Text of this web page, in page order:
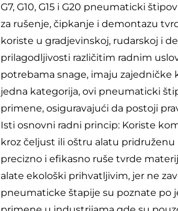
G7, G10, G15 i G20 pneumaticki
za rušenje, čipkanje i demontazu
koriste u gradjevinskoj, rudarskoj i
prilagodljivosti različitim radnim
potrebama snage, imaju
jedna kategorija, ovi pneumaticki
primene, osiguravajući da postoji
Isti osnovni radni princip: Koriste
kroz čeljust ili oštru alatu
precizno i efikasno ruše tvrde
alate ekološki prihvatljivim, jer ne
pneumaticke štapije su poznate po